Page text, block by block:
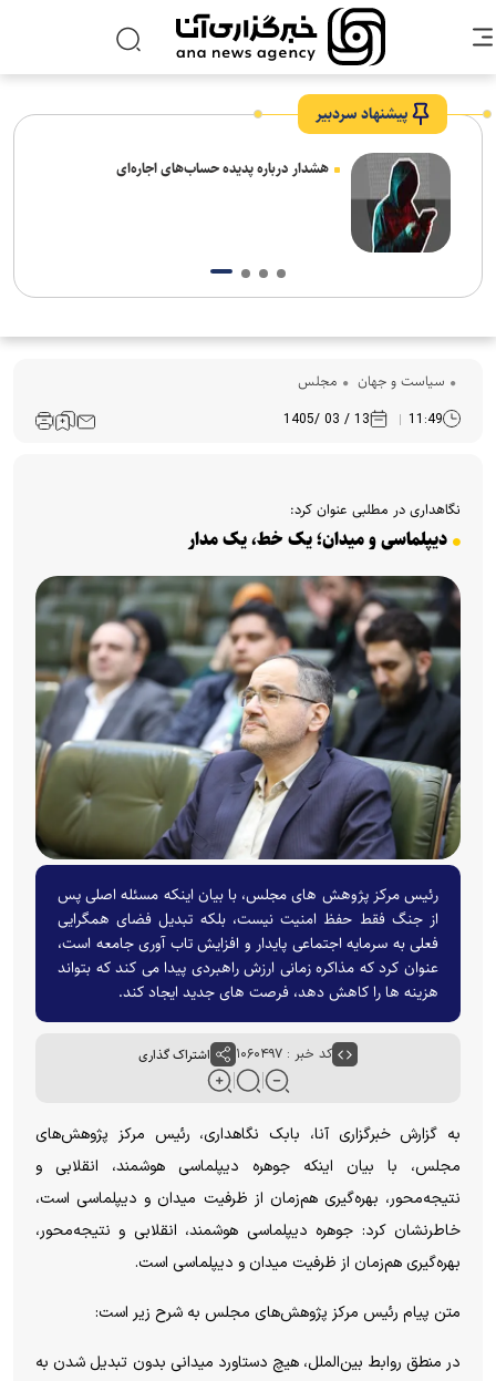
پیشنهاد سردبیر
هشدار درباره پدیده حساب‌های اجاره‌ای
سیاست و جهان مجلس
11:49
13 / 03 /1405
نگاهداری در مطلبی عنوان کرد:
دیپلماسی و میدان؛ یک خط، یک مدار
رئیس مرکز پژوهش های مجلس، با بیان اینکه مسئله اصلی پس
از جنگ فقط حفظ امنیت نیست، بلکه تبدیل فضای همگرایی
فعلی به سرمایه اجتماعی پایدار و افزایش تاب آوری جامعه است،
عنوان کرد که مذاکره زمانی ارزش راهبردی پیدا می کند که بتواند
هزینه ها را کاهش دهد، فرصت های جدید ایجاد کند.
کد خبر : ۱۰۶۰۴۹۷ اشتراک گذاری
به گزارش خبرگزاری آنا، بابک نگاهداری، رئیس مرکز پژوهش‌های
مجلس، با بیان اینکه جوهره دیپلماسی هوشمند، انقلابی و
نتیجه‌محور، بهره‌گیری هم‌زمان از ظرفیت میدان و دیپلماسی است،
خاطرنشان کرد: جوهره دیپلماسی هوشمند، انقلابی و نتیجه‌محور،
بهره‌گیری هم‌زمان از ظرفیت میدان و دیپلماسی است.
متن پیام رئیس مرکز پژوهش‌های مجلس به شرح زیر است:
در منطق روابط بین‌الملل، هیچ دستاورد میدانی بدون تبدیل شدن به